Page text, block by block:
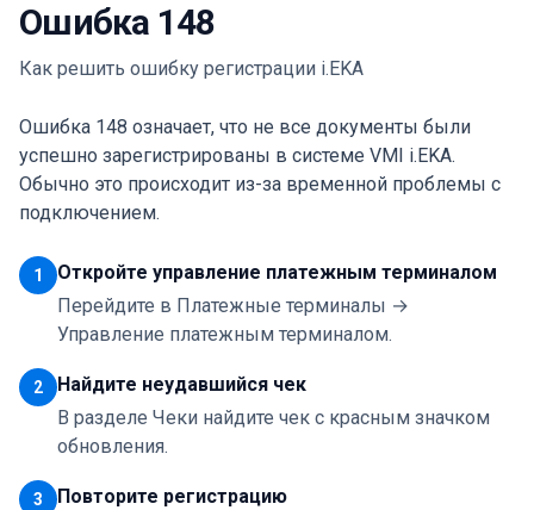
Ошибка 148
Как решить ошибку регистрации i.EKA
Ошибка 148 означает, что не все документы были
успешно зарегистрированы в системе VMI i.EKA.
Обычно это происходит из-за временной проблемы с
подключением.
1
Откройте управление платежным терминалом
Перейдите в Платежные терминалы →
Управление платежным терминалом.
2
Найдите неудавшийся чек
В разделе Чеки найдите чек с красным значком
обновления.
3
Повторите регистрацию